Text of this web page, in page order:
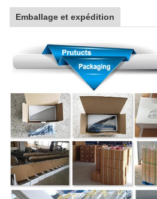
Emballage et expédition